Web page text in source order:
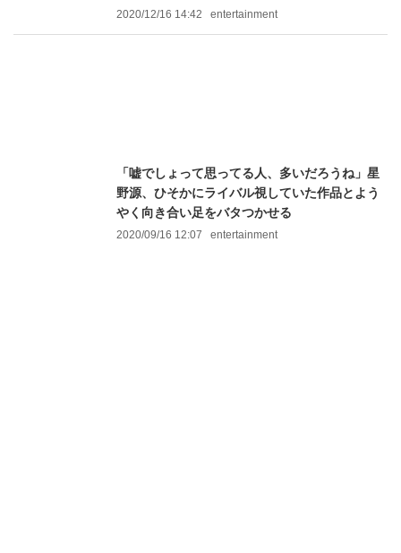
2020/12/16 14:42 entertainment
「嘘でしょって思ってる人、多いだろうね」星
野源、ひそかにライバル視していた作品とよう
やく向き合い足をバタつかせる
2020/09/16 12:07 entertainment